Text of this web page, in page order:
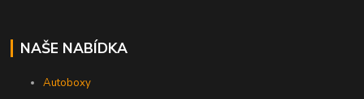
NAŠE NABÍDKA
Autoboxy